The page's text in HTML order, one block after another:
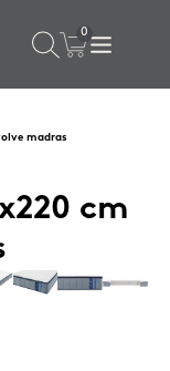
madras
cm